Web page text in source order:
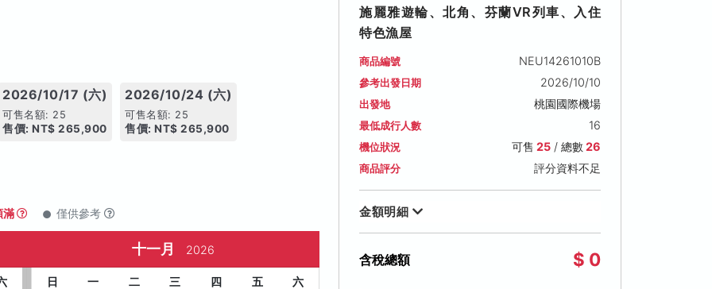
2026/10/17 (六)
可售名額: 25
售價: NT$ 265,900
2026/10/24 (六)
可售名額: 25
售價: NT$ 265,900
滿 僅供參考
十一月 2026
日 一 二 三 四 五
六
施麗雅遊輪、北角、芬蘭VR列車、入住
特色漁屋
商品編號 NEU14261010B
參考出發日期 2026/10/10
出發地 桃園國際機場
最低成行人數 16
機位狀況 可售 25/ 總數26
商品評分 評分資料不足
金額明細
含稅總額 $ 0